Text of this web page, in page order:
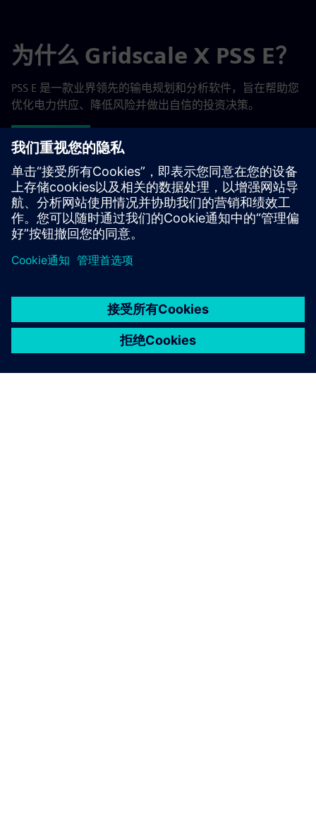
为什么 Gridscale X PSS E？
PSS E 是一款业界领先的输电规划和分析软件，旨在帮助您
优化电力供应、降低风险并做出自信的投资决策。
申请试用
开始使用
联系我们